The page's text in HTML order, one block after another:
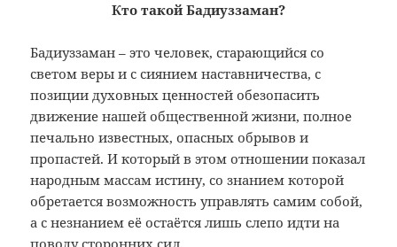
Кто такой Бадиуззаман?
Бадиуззаман – это человек, старающийся со
светом веры и с сиянием наставничества, с
позиции духовных ценностей обезопасить
движение нашей общественной жизни, полное
печально известных, опасных обрывов и
пропастей. И который в этом отношении показал
народным массам истину, со знанием которой
обретается возможность управлять самим собой,
а с незнанием её остаётся лишь слепо идти на